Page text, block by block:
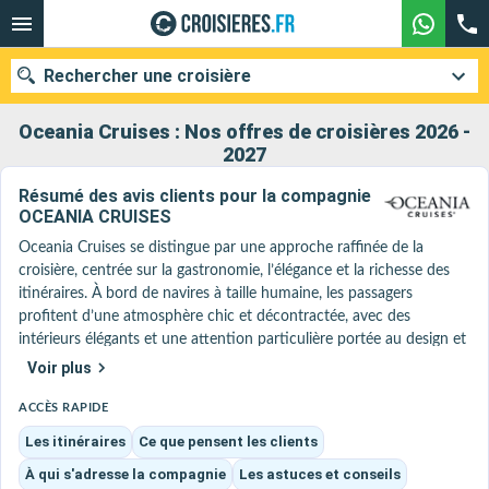
Oceania Cruises : Nos offres de croisières 2026 -
2027
Résumé des avis clients pour la compagnie
OCEANIA CRUISES
Oceania Cruises se distingue par une approche raffinée de la
croisière, centrée sur la gastronomie, l’élégance et la richesse des
itinéraires. À bord de navires à taille humaine, les passagers
profitent d’une atmosphère chic et décontractée, avec des
intérieurs élégants et une attention particulière portée au design et
aux œuvres d’art.
navires de la classe Allura, dont Oceania Vista, qui introduisent une
nouvelle génération de confort avec 100 % de cabines avec balcon,
des espaces inspirés de l’hôtellerie haut de gamme et un excellent
ratio espace par passager. On y retrouve des concepts comme
Voir plus
ACCÈS RAPIDE
Les itinéraires
Ce que pensent les clients
À qui s'adresse la compagnie
Les astuces et conseils
Rechercher une croisière
Nos destinations
Mois de départ
Ports Compagnies
Rechercher